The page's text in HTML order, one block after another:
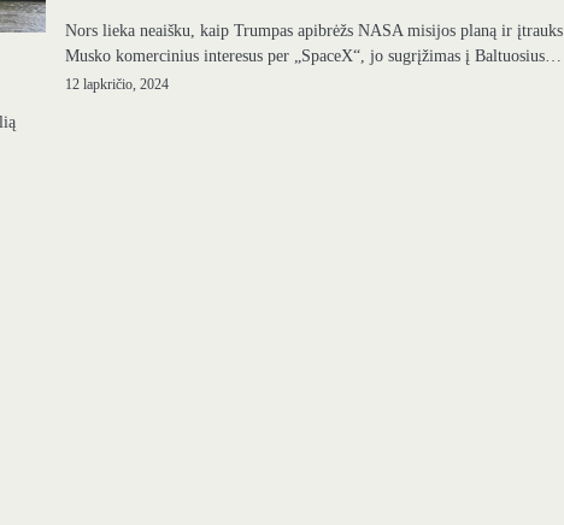
Nors lieka neaišku, kaip Trumpas apibrėžs NASA misijos planą ir įtrauks
Musko komercinius interesus per „SpaceX“, jo sugrįžimas į Baltuosius…
12 lapkričio, 2024